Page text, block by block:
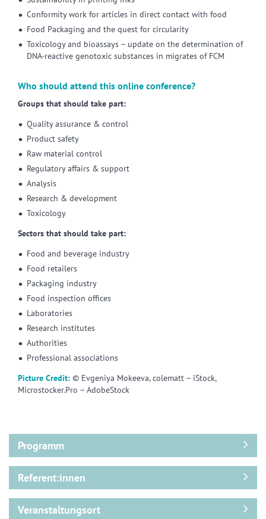
Conformity work for articles in direct contact with food
Food Packaging and the quest for circularity
Toxicology and bioassays – update on the determination of
DNA-reactive genotoxic substances in migrates of FCM
Who should attend this online conference?
Groups that should take part:
Quality assurance & control
Product safety
Raw material control
Regulatory affairs & support
Analysis
Research & development
Toxicology
Sectors that should take part:
Food and beverage industry
Food retailers
Packaging industry
Food inspection offices
Laboratories
Research institutes
Authorities
Professional associations
Picture Credit: © Evgeniya Mokeeva, colematt – iStock,
Microstocker.Pro – AdobeStock
Programm
Referent:innen
Veranstaltungsort